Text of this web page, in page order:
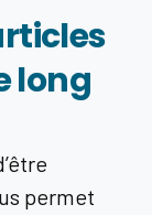
long
permet